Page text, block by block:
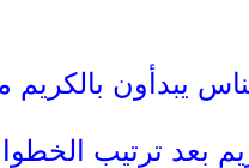
يبدأون بالكريم